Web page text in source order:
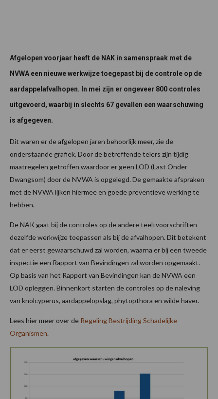
Afgelopen voorjaar heeft de NAK in samenspraak met de
NVWA een nieuwe werkwijze toegepast bij de controle op de
aardappelafvalhopen. In mei zijn er ongeveer 800 controles
uitgevoerd, waarbij in slechts 67 gevallen een waarschuwing
is afgegeven.
Dit waren er de afgelopen jaren behoorlijk meer, zie de
onderstaande grafiek. Door de betreffende telers zijn tijdig
maatregelen getroffen waardoor er geen LOD (Last Onder
Dwangsom) door de NVWA is opgelegd. De gemaakte afspraken
met de NVWA lijken hiermee en goede preventieve werking te
hebben.
De NAK gaat bij de controles op de andere teeltvoorschriften
dezelfde werkwijze toepassen als bij de afvalhopen. Dit betekent
dat er eerst gewaarschuwd zal worden, waarna er bij een tweede
inspectie een Rapport van Bevindingen zal worden opgemaakt.
Op basis van het Rapport van Bevindingen kan de NVWA een
LOD opleggen. Binnenkort starten de controles op de naleving
van knolcyperus, aardappelopslag, phytopthora en wilde haver.
Lees hier meer over de Regeling Bestrijding Schadelijke
Organismen.